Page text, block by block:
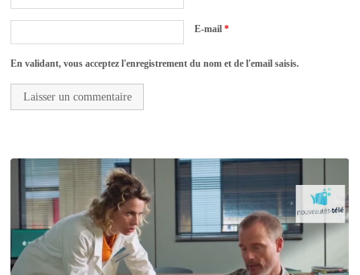
E-mail*
En validant, vous acceptez l'enregistrement du nom et de l'email saisis.